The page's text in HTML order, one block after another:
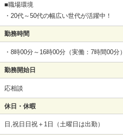
■職場環境
・20代～50代の幅広い世代が活躍中！
勤務時間
・8時00分～16時00分（実働：7時間00分）
勤務開始日
応相談
休日・休暇
日,祝日日祝＋1日（土曜日は出勤）